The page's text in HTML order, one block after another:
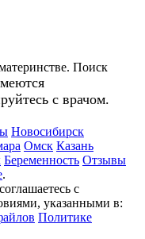
Поиск
с врачом.
Новосибирск
Омск Казань
Беременность Отзывы
.
с
указанными в:
Политике